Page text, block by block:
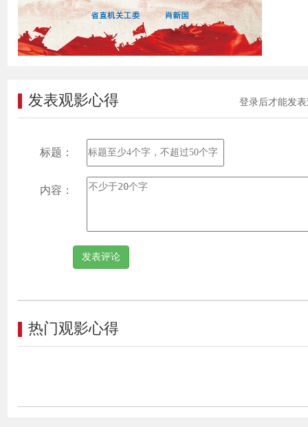
登录后才能发
发表观影心得
标题：
内容：
热门观影心得